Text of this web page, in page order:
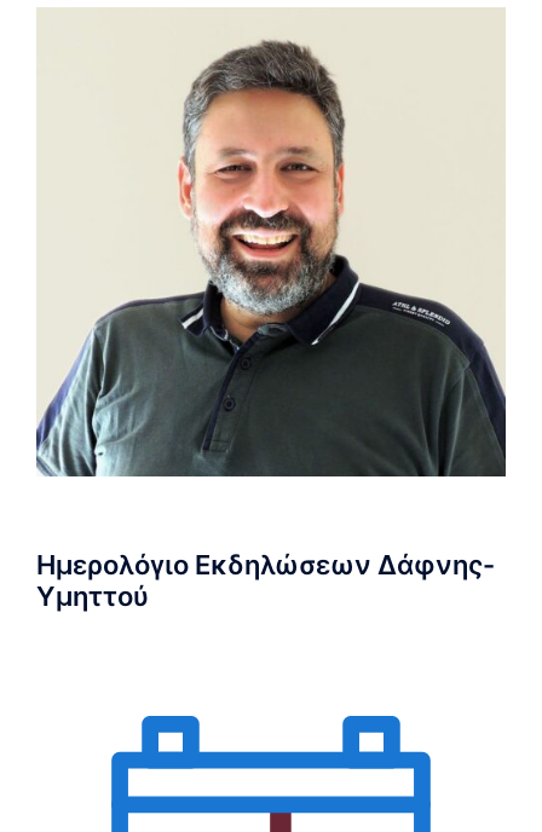
Ημερολόγιο Εκδηλώσεων Δάφνης-
Υμηττού